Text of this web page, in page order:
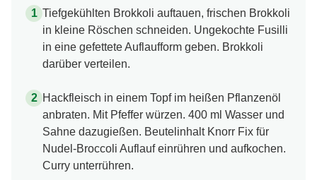
Tiefgekühlten Brokkoli auftauen, frischen Brokkoli
in kleine Röschen schneiden. Ungekochte Fusilli
in eine gefettete Auflaufform geben. Brokkoli
darüber verteilen.
Hackfleisch in einem Topf im heißen Pflanzenöl
anbraten. Mit Pfeffer würzen. 400 ml Wasser und
Sahne dazugießen. Beutelinhalt Knorr Fix für
Nudel-Broccoli Auflauf einrühren und aufkochen.
Curry unterrühren.